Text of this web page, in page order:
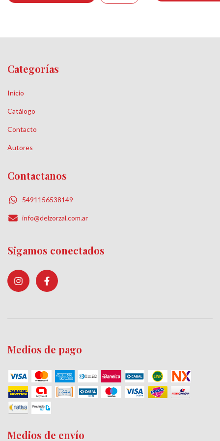
Categorías
Inicio
Catálogo
Contacto
Autores
Contactanos
5491156538149
info@delzorzal.com.ar
Sigamos conectados
Medios de pago
Medios de envío